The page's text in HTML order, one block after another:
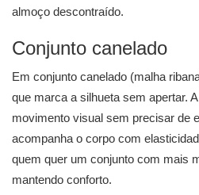
almoço descontraído.
Conjunto canelado
Em conjunto canelado (malha
que marca a silhueta sem apertar.
movimento visual sem precisar de
acompanha o corpo com
quem quer um conjunto com mais
mantendo conforto.